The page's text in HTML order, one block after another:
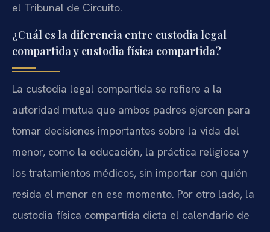
el Tribunal de Circuito.
¿Cuál es la diferencia entre custodia legal
compartida y custodia física compartida?
La custodia legal compartida se refiere a la
autoridad mutua que ambos padres ejercen para
tomar decisiones importantes sobre la vida del
menor, como la educación, la práctica religiosa y
los tratamientos médicos, sin importar con quién
resida el menor en ese momento. Por otro lado, la
custodia física compartida dicta el calendario de